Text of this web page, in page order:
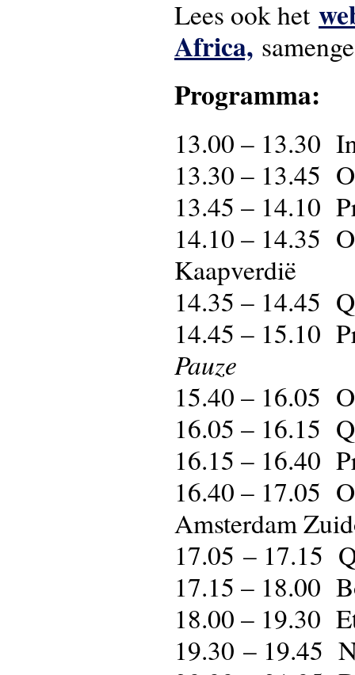
Lees ook het
Africa,
Programma:
13.00 – 13.30
13.30 – 13.45
13.45 – 14.10
14.10 – 14.35
Kaapverdië
14.35 – 14.45
14.45 – 15.10
Pauze
15.40 – 16.05
16.05 – 16.15
16.15 – 16.40
16.40 – 17.05
Amsterdam
17.05 – 17.15
17.15 – 18.00
18.00 – 19.30
19.30 – 19.45